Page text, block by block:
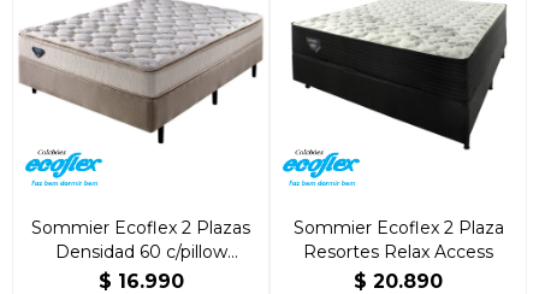
Sommier Ecoflex 2 Plazas
Densidad 60 c/pillow
140x190x25
$ 16.990
Sommier Ecoflex 2 Plaza
Resortes Relax Access
$ 20.890